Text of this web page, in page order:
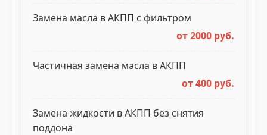
Замена масла в АКПП с фильтром
от 2000 руб.
Частичная замена масла в АКПП
от 400 руб.
Замена жидкости в АКПП без снятия
поддона